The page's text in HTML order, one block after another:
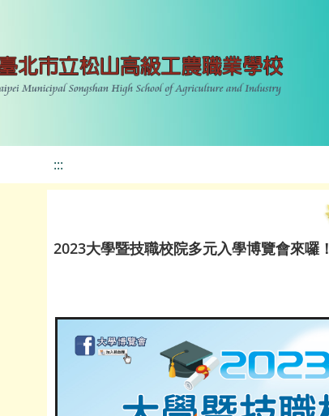
:::
2023大學暨技職校院多元入學博覽會來囉！